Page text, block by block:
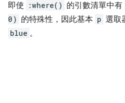
即使 :where() 的引數清單中有
0) 的特殊性，因此基本 p 選取
blue 。